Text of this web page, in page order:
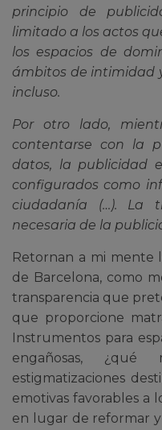
principio de
limitado a los actos
los espacios de
ámbitos de intimidad
incluso.
Por otro lado,
contentarse con la
datos, la publicidad
configurados como
ciudadanía (…). La
necesaria de la
Retornan a mi mente
de Barcelona, como
transparencia que
que proporcione
Instrumentos para
engañosas,
estigmatizaciones
emotivas favorables a
en lugar de reformar